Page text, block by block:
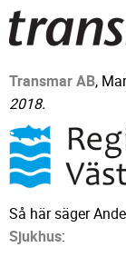
Transmar AB,
2018.
Så här säger
Sjukhus: